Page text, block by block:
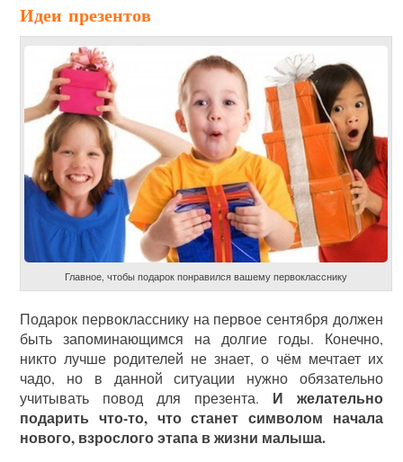
Идеи презентов
Главное, чтобы подарок понравился вашему первокласснику
Подарок первокласснику на первое сентября должен
быть запоминающимся на долгие годы. Конечно,
никто лучше родителей не знает, о чём мечтает их
чадо, но в данной ситуации нужно обязательно
учитывать повод для презента. И желательно
подарить что-то, что станет символом начала
нового, взрослого этапа в жизни малыша.